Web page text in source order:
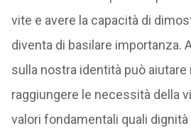
vite e avere la capacità di
diventa di basilare importanza.
sulla nostra identità può aiutare
raggiungere le necessità della
valori fondamentali quali dignità